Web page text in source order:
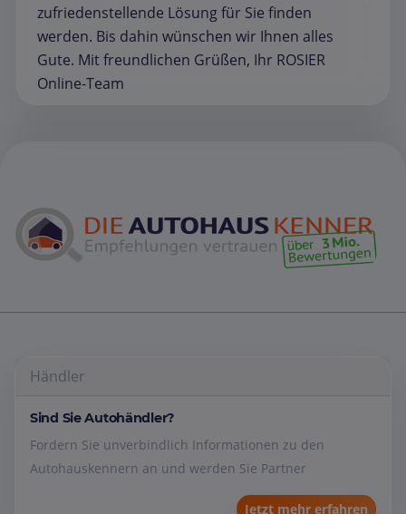
zufriedenstellende Lösung für Sie finden
werden. Bis dahin wünschen wir Ihnen alles
Gute. Mit freundlichen Grüßen, Ihr ROSIER
Online-Team
Händler
Sind Sie Autohändler?
Fordern Sie unverbindlich Informationen zu den
Autohauskennern an und werden Sie Partner
Jetzt mehr erfahren